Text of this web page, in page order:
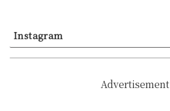
Instagram
Advertisement